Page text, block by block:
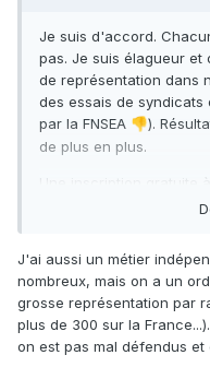
Je suis d'accord.
pas. Je suis élagueur et
de représentation dans
des essais de
par la FNSEA 👎).
de plus en plus.
compétents pour
autres se font rouler
J'ai aussi un métier
nombreux, mais on a un
grosse représentation par
plus de 300 sur la
on est pas mal défendus et